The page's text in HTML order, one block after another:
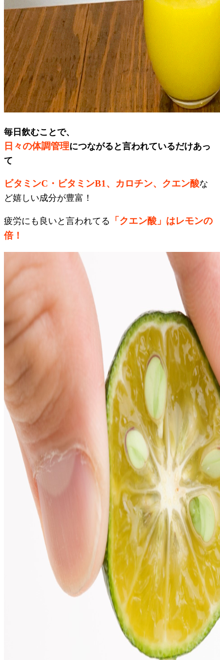
毎日飲むことで、
日々の体調管理につながると言われているだけあっ
て
ビタミンC・ビタミンB1、カロチン、クエン酸な
ど嬉しい成分が豊富！
疲労にも良いと言われてる
「クエン酸」はレモンの
倍！